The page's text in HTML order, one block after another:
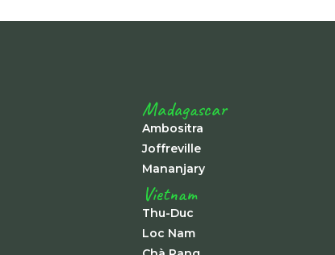
Madagascar
Ambositra
Joffreville
Mananjary
Vietnam
Thu-Duc
Loc Nam